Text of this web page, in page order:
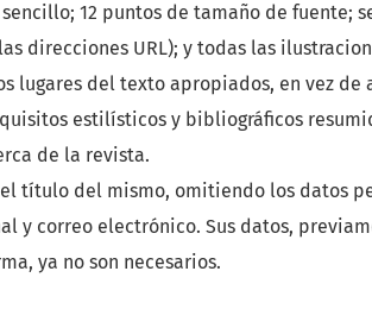
12 puntos de tamaño de fuente;
direcciones URL); y todas las
lugares del texto apropiados, en vez de
estilísticos y bibliográficos
de la revista.
título del mismo, omitiendo los datos
y correo electrónico. Sus datos,
ya no son necesarios.